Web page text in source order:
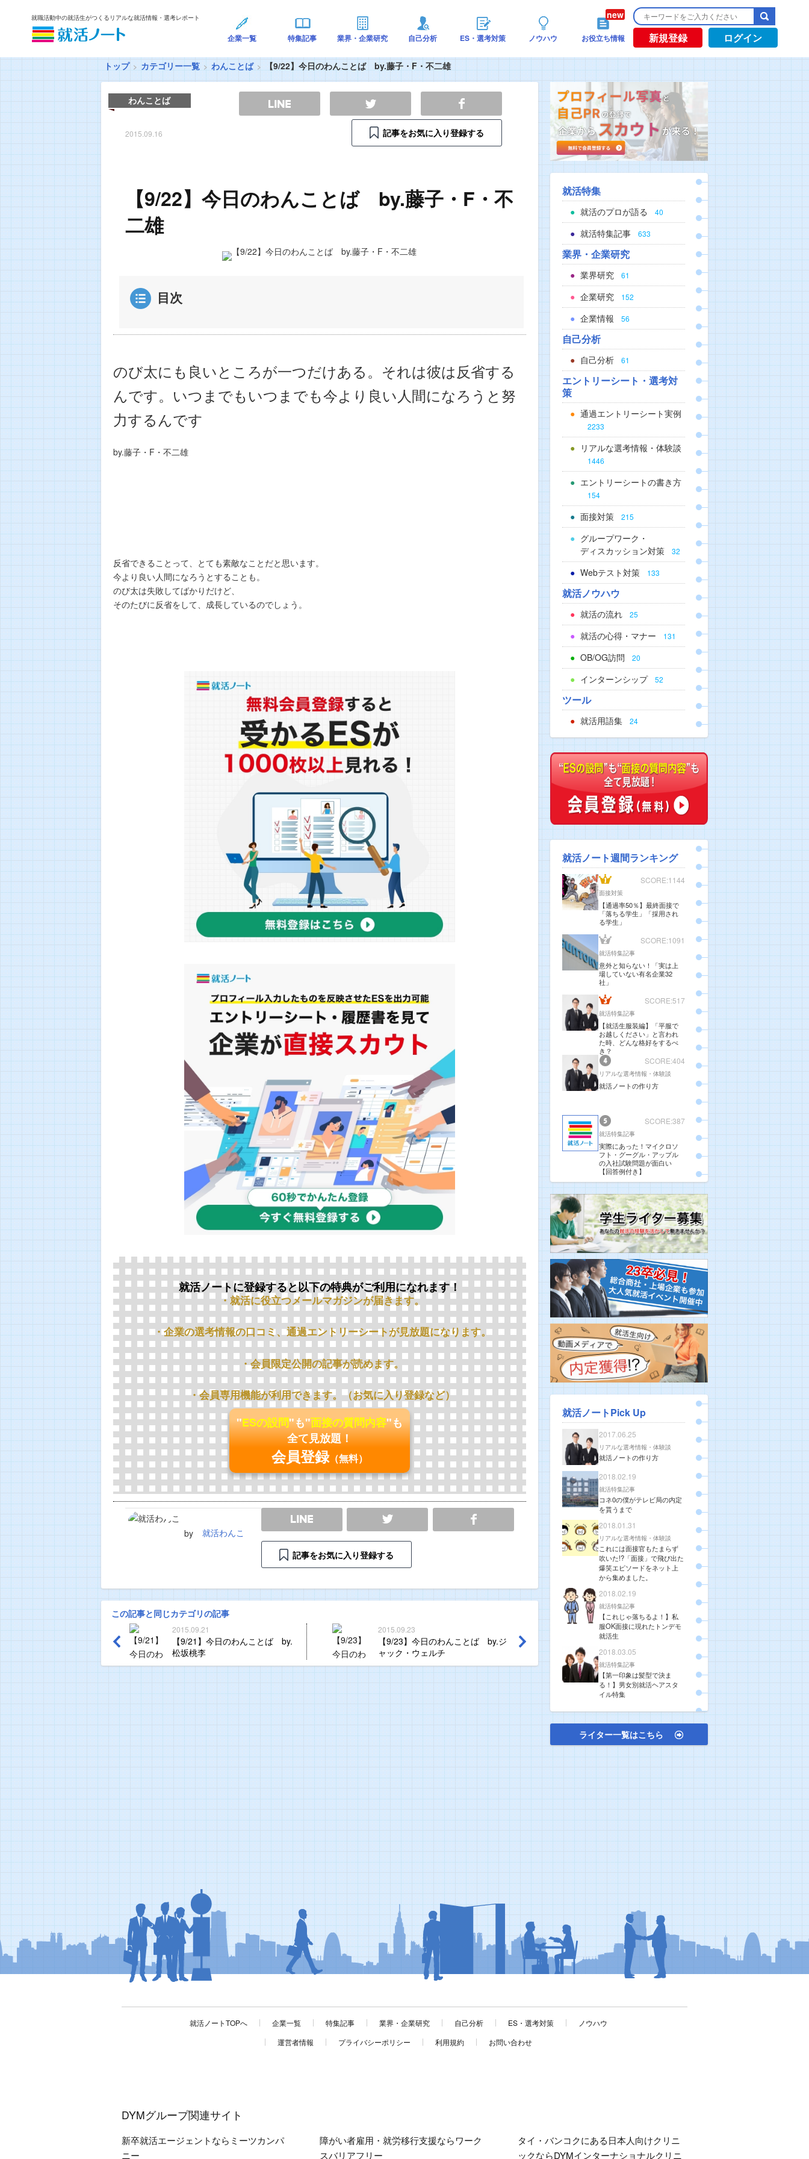
就職活動中の就活生がつくるリアルな就活情報・選考レポート
企業一覧 特集記事 業界・企業研究 自己分析 ES・選考対策 ノウハウ お役立ち情報 新規登録 ログイン
トップ カテゴリー一覧 わんことば 【9/22】今日のわんことば by.藤子・F・不二雄
わんことば
2015.09.16 記事をお気に入り登録する
【9/22】今日のわんことば by.藤子・F・不
二雄
目次
のび太にも良いところが一つだけある。それは彼は反省する
んです。いつまでもいつまでも今より良い人間になろうと努
力するんです
by.藤子・F・不二雄
反省できることって、とても素敵なことだと思います。
今より良い人間になろうとすることも。
のび太は失敗してばかりだけど、
そのたびに反省をして、成長しているのでしょう。
就活ノートに登録すると以下の特典がご利用になれます！
・就活に役立つメールマガジンが届きます。
・企業の選考情報の口コミ、通過エントリーシートが見放題になります。
・会員限定公開の記事が読めます。
・会員専用機能が利用できます。（お気に入り登録など）
"ESの設問"も"面接の質問内容"も
全て見放題！
会員登録（無料）
by 就活わんこ
LINE SHARE
記事をお気に入り登録する
この記事と同じカテゴリの記事
2015.09.21
【9/21】今日のわんことば by.
松坂桃李
2015.09.23
【9/23】今日のわんことば by.ジ
ャック・ウェルチ
就活特集
就活のプロが語る 40
就活特集記事 633
業界・企業研究
業界研究 61
企業研究 152
企業情報 56
自己分析
自己分析 61
エントリーシート・選考対
策
通過エントリーシート実例
2233
リアルな選考情報・体験談
1446
エントリーシートの書き方
154
面接対策 215
グループワーク・
ディスカッション対策
32
Webテスト対策 133
就活ノウハウ
就活の流れ 25
就活の心得・マナー 131
OB/OG訪問 20
インターンシップ 52
ツール
就活用語集 24
就活ノート週間ランキング
SCORE:1144
面接対策
【通過率50％】最終面接で
「落ちる学生」「採用され
る学生」
SCORE:1091
就活特集記事
意外と知らない！「実は上
場していない有名企業32
社」
SCORE:517
就活特集記事
【就活生服装編】「平服で
お越しください」と言われ
た時、どんな格好をするべ
き？
SCORE:404
リアルな選考情報・体験談
就活ノートの作り方
SCORE:387
就活特集記事
実際にあった！マイクロソ
フト・グーグル・アップル
の入社試験問題が面白い
【回答例付き】
就活ノートPick Up
2017.06.25
リアルな選考情報・体験談
就活ノートの作り方
2018.02.19
就活特集記事
コネ0の僕がテレビ局の内定
を貰うまで
2018.01.31
リアルな選考情報・体験談
これには面接官もたまらず
吹いた!?「面接」で飛び出た
爆笑エピソードをネット上
から集めました。
2018.02.19
就活特集記事
【これじゃ落ちるよ！】私
服OK面接に現れたトンデモ
就活生
2018.03.05
就活特集記事
【第一印象は髪型で決ま
る！】男女別就活ヘアスタ
イル特集
ライター一覧はこちら
就活ノートTOPへ 企業一覧 特集記事 業界・企業研究 自己分析 ES・選考対策
ノウハウ
運営者情報
プライバシーポリシー 利用規約 お問い合わせ
DYMグループ関連サイト
新卒就活エージェントならミーツカンパ
ニー
障がい者雇用・就労移行支援ならワーク
スバリアフリー
タイ・バンコクにある日本人向けクリニ
ックならDYMインターナショナルクリニ